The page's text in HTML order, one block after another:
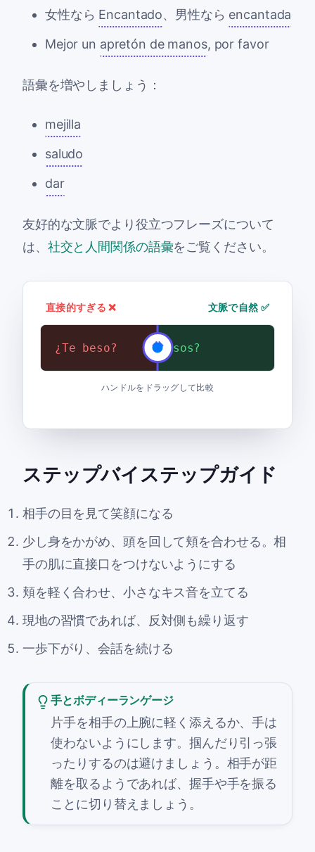
女性なら Encantado、男性なら encantada
Mejor un apretón de manos, por favor
語彙を増やしましょう：
mejilla
saludo
dar
友好的な文脈でより役立つフレーズについて
は、 社交と人間関係の語彙をご覧ください。
直接的すぎる ❌ 文脈で自然 ✅
¿Te beso?
¿Nos damos dos besos?
ハンドルをドラッグして比較
ステップバイステップガイド
相手の目を見て笑顔になる
少し身をかがめ、頭を回して頬を合わせる。相
手の肌に直接口をつけないようにする
頬を軽く合わせ、小さなキス音を立てる
現地の習慣であれば、反対側も繰り返す
一歩下がり、会話を続ける
手とボディーランゲージ
片手を相手の上腕に軽く添えるか、手は
使わないようにします。掴んだり引っ張
ったりするのは避けましょう。相手が距
離を取るようであれば、握手や手を振る
ことに切り替えましょう。